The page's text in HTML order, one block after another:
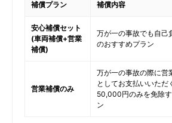
補償プラン 補償内容
安心補償セット
(車両補償+営業
補償)
万が一の事故でも自己
のおすすめプラン
営業補償のみ
万が一の事故の際に営
としてお支払いいただ
50,000円のみを免除
ン